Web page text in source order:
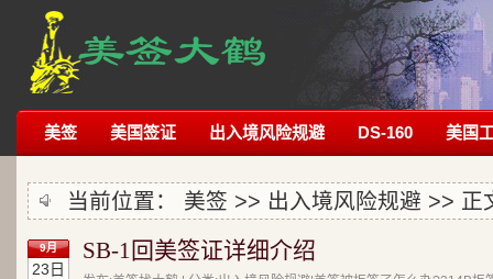
美签 美国签证 出入境风险规避 DS-160 美国
当前位置： 美签 >> 出入境风险规避 >> 正
9月
23日
SB-1回美签证详细介绍